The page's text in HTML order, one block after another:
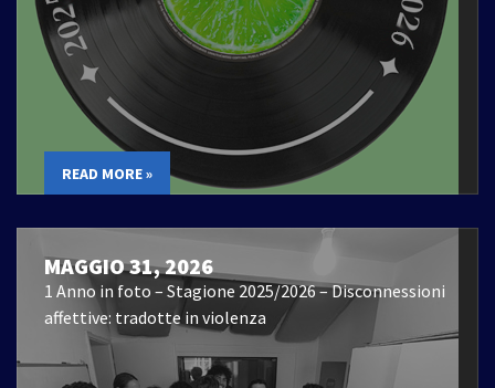
READ MORE »
MAGGIO 31, 2026
1 Anno in foto – Stagione 2025/2026 – Disconnessioni
affettive: tradotte in violenza